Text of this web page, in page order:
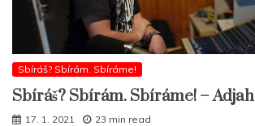
Sbíráš? Sbírám. Sbíráme!
Sbíráš? Sbírám. Sbíráme! – Adjah
17. 1. 2021 23 min read